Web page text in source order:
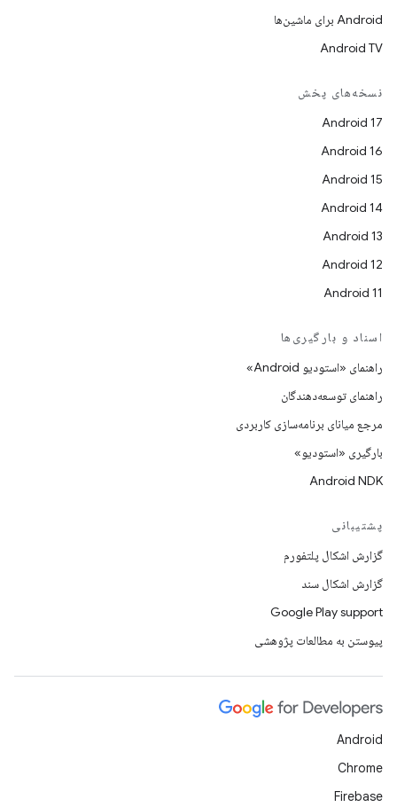
Android برای ماشین‌ها
Android TV
نسخه‌های پخش
Android 17
Android 16
Android 15
Android 14
Android 13
Android 12
Android 11
اسناد و بارگیری‌ها
راهنمای «استودیو Android»
راهنمای توسعه‌دهندگان
مرجع میانای برنامه‌سازی کاربردی
بارگیری «استودیو»
Android NDK
پشتیبانی
گزارش اشکال پلتفورم
گزارش اشکال سند
Google Play support
پیوستن به مطالعات پژوهشی
Android
Chrome
Firebase